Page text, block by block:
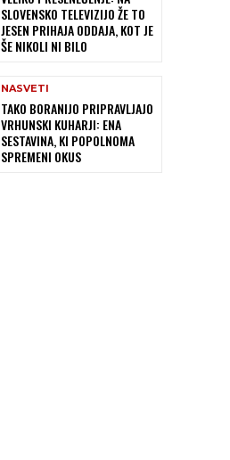
SLOVENSKO TELEVIZIJO ŽE TO
JESEN PRIHAJA ODDAJA, KOT JE
ŠE NIKOLI NI BILO
NASVETI
TAKO BORANIJO PRIPRAVLJAJO
VRHUNSKI KUHARJI: ENA
SESTAVINA, KI POPOLNOMA
SPREMENI OKUS